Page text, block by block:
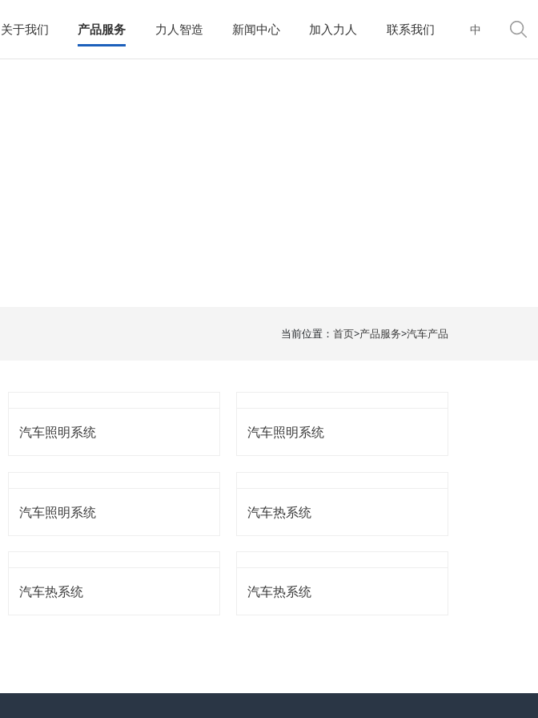
关于我们 产品服务 力人智造 新闻中心 加入力人 联系我们 中
当前位置：首页>产品服务>汽车产品
汽车照明系统 汽车照明系统
汽车照明系统 汽车热系统
汽车热系统 汽车热系统